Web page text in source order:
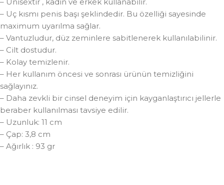
– Unisextir , kadın ve erkek kullanabilir.
– Uç kısmı penis başı şeklindedir. Bu özelliği sayesinde
maximum uyarılma sağlar.
– Vantuzludur, düz zeminlere sabitlenerek kullanılabilinir.
– Cilt dostudur.
– Kolay temizlenir.
– Her kullanım öncesi ve sonrası ürünün temizliğini
sağlayınız.
– Daha zevkli bir cinsel deneyim için kayganlaştırıcı jellerle
beraber kullanılması tavsiye edilir.
– Uzunluk: 11 cm
– Çap: 3,8 cm
– Ağırlık : 93 gr